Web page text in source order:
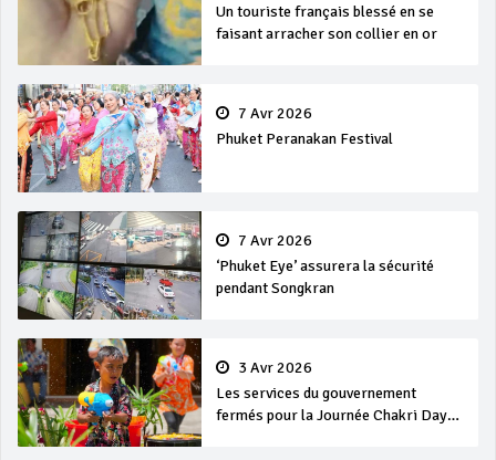
Un touriste français blessé en se
faisant arracher son collier en or
7 Avr 2026
Phuket Peranakan Festival
7 Avr 2026
‘Phuket Eye’ assurera la sécurité
pendant Songkran
3 Avr 2026
Les services du gouvernement
fermés pour la Journée Chakri Day